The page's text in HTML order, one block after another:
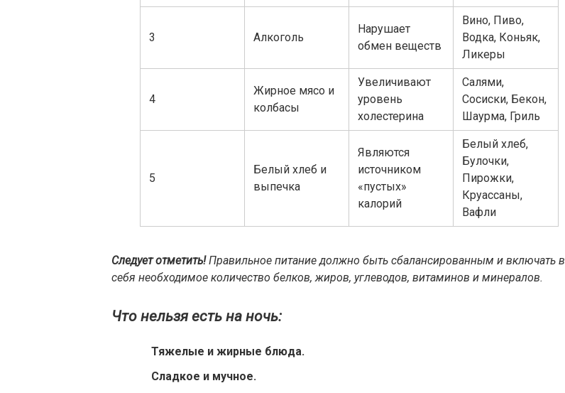
3 Алкоголь
Нарушает
обмен веществ
Вино, Пиво,
Водка, Коньяк,
Ликеры
4
Жирное мясо и
колбасы
Увеличивают
уровень
холестерина
Салями,
Сосиски, Бекон,
Шаурма, Гриль
5
Белый хлеб и
выпечка
Являются
источником
«пустых»
калорий
Белый хлеб,
Булочки,
Пирожки,
Круассаны,
Вафли
Следует отметить!Правильное питание должно быть сбалансированным и включать в
себя необходимое количество белков, жиров, углеводов, витаминов и минералов.
Что нельзя есть на ночь:
Тяжелые и жирные блюда.
Сладкое и мучное.